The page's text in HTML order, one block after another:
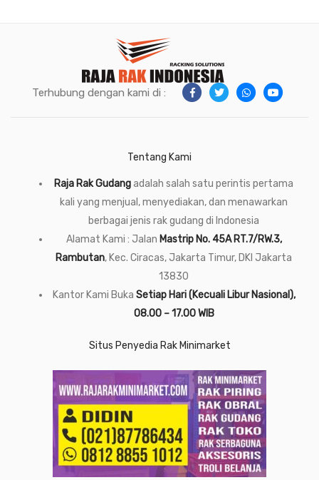
Terhubung dengan kami di :
Tentang Kami
Raja Rak Gudangadalah salah satu perintis pertama
kali yang menjual, menyediakan, dan menawarkan
berbagai jenis rak gudang di Indonesia
Alamat Kami : Jalan Mastrip No. 45A RT.7/RW.3,
Rambutan, Kec. Ciracas, Jakarta Timur, DKI Jakarta
13830
Kantor Kami Buka Setiap Hari (Kecuali Libur Nasional),
08.00 – 17.00 WIB
Situs Penyedia Rak Minimarket